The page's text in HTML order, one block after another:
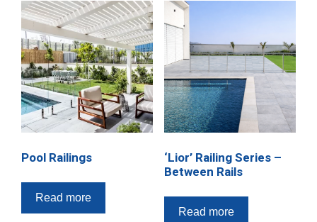
Pool Railings
Read more
‘Lior’ Railing Series –
Between Rails
Read more